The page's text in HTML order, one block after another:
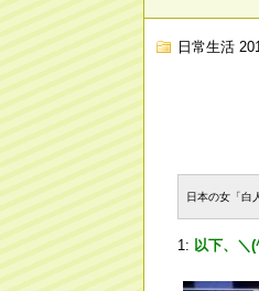
日常生活
日本の女「白
1: 以下、＼